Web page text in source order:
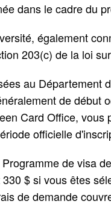
dans le cadre du
également
203(c) de la loi
au Département
de début
Card Office,
officielle
de visa
$ si vous êtes
de demande